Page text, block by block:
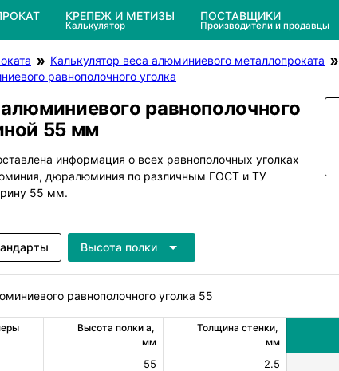
КРЕПЕЖ И МЕТИЗЫ
Калькулятор
ПОСТАВЩИКИ
Производители и продавцы
Калькулятор веса алюминиевого металлопроката
равнополочного уголка
равнополочного
55 мм
информация о всех равнополочных уголках
дюралюминия по различным ГОСТ и ТУ
55 мм.
Высота полки
равнополочного уголка 55
Высота полки a,
мм
Толщина стенки,
мм
55 2.5